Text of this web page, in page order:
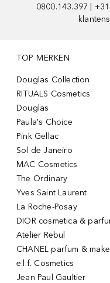
0800.143.397 |
TOP MERKEN
Douglas Collection
RITUALS Cosmetics
Douglas
Paula's Choice
Pink Gellac
Sol de Janeiro
MAC Cosmetics
The Ordinary
Yves Saint Laurent
La Roche-Posay
DIOR cosmetica &
Atelier Rebul
CHANEL parfum &
e.l.f. Cosmetics
Jean Paul Gaultier